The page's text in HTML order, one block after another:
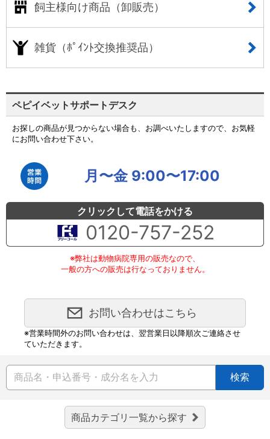
飼主様向け商品（卸販売）
雑貨（ﾎﾟｲﾝﾄ交換推奨品）
ペピイベットサポートデスク
お探しの商品が見つからない場合も、お調べいたしますので、お気軽
にお問い合わせ下さい。
月〜金 9:00〜17:00
クリックして電話をかける
0120-757-252
※弊社は動物病院専用の販売なので、
一般の方への販売は行なっておりません。
お問い合わせはこちら
※営業時間外のお問い合わせは、翌営業日以降順次ご連絡させ
ていただきます。
検索
商品カテゴリ一覧から探す